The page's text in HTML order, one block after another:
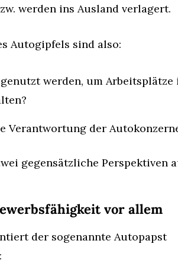
werden ins Ausland verlagert.
Autogipfels sind also:
werden, um Arbeitsplätze
Verantwortung der
gegensätzliche Perspektiven
vor allem
der sogenannte Autopapst